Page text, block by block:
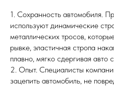
1. Сохранность автомобиля.
используют динамические
металлических тросов,
рывке, эластичная стропа
плавно, мягко сдергивая авто
2. Опыт. Специалисты
зацепить автомобиль, не